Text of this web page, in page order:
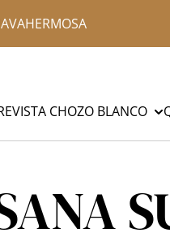
CHOZO BLANCO